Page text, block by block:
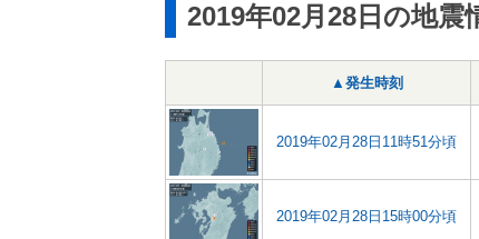
2019年02月28日の地震
▲発生時刻
2019年02月28日11時51分頃
2019年02月28日15時00分頃